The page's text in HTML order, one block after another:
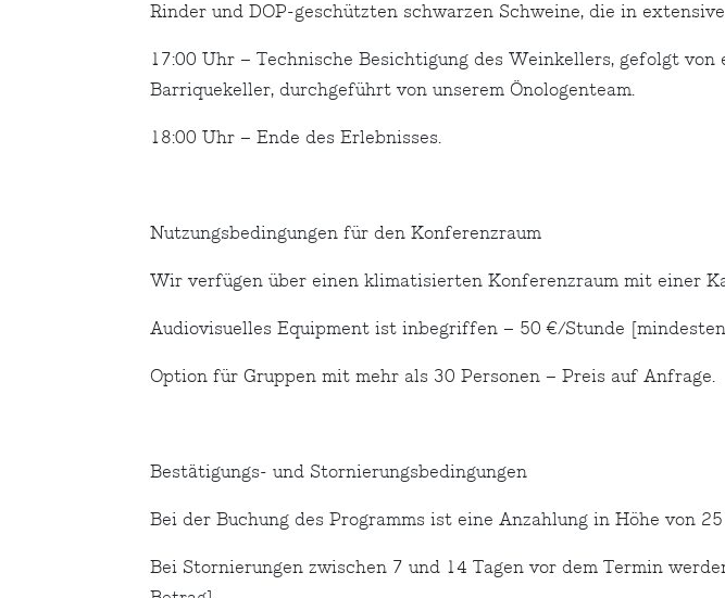
Rinder und DOP-geschützten schwarzen Schweine, die in
17:00 Uhr – Technische Besichtigung des Weinkellers, gefolgt
Barriquekeller, durchgeführt von unserem Önologenteam.
18:00 Uhr – Ende des Erlebnisses.
Nutzungsbedingungen für den Konferenzraum
Wir verfügen über einen klimatisierten Konferenzraum mit einer
Audiovisuelles Equipment ist inbegriffen – 50 €/Stunde
Option für Gruppen mit mehr als 30 Personen – Preis auf Anfrage.
Bestätigungs- und Stornierungsbedingungen
Bei der Buchung des Programms ist eine Anzahlung in Höhe von
Bei Stornierungen zwischen 7 und 14 Tagen vor dem Termin